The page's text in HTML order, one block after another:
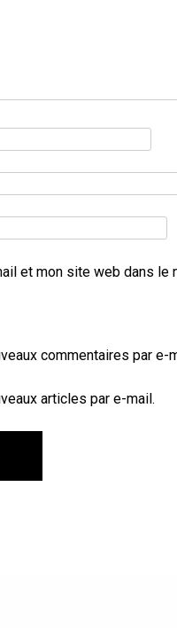
et mon site web dans le
commentaires par e-
articles par e-mail.